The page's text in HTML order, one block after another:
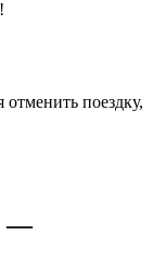
поездку,
—